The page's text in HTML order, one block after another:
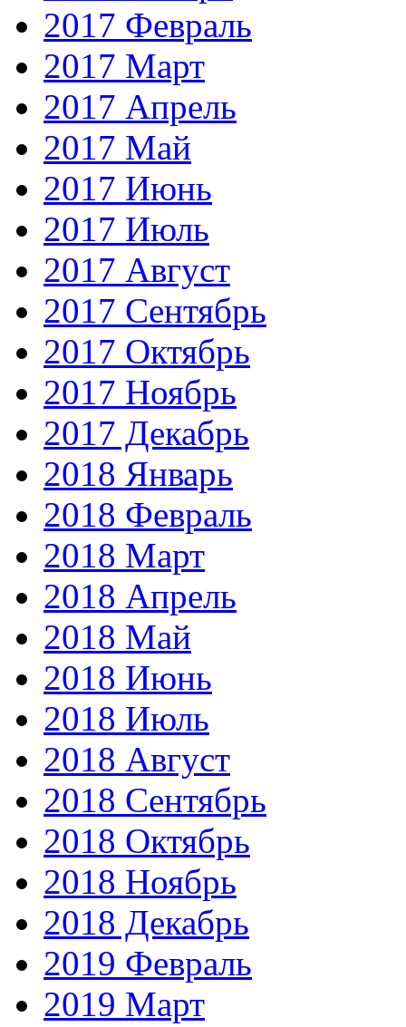
2017 Февраль
2017 Март
2017 Апрель
2017 Май
2017 Июнь
2017 Июль
2017 Август
2017 Сентябрь
2017 Октябрь
2017 Ноябрь
2017 Декабрь
2018 Январь
2018 Февраль
2018 Март
2018 Апрель
2018 Май
2018 Июнь
2018 Июль
2018 Август
2018 Сентябрь
2018 Октябрь
2018 Ноябрь
2018 Декабрь
2019 Февраль
2019 Март